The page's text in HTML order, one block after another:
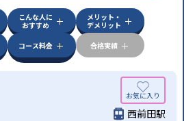
こんな人に
おすすめ
メリット・
デメリット
コース料金 合格実績
西前田駅